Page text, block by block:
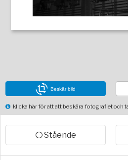
Beskär bild
klicka här för att att beskära fotografiet och
Stående